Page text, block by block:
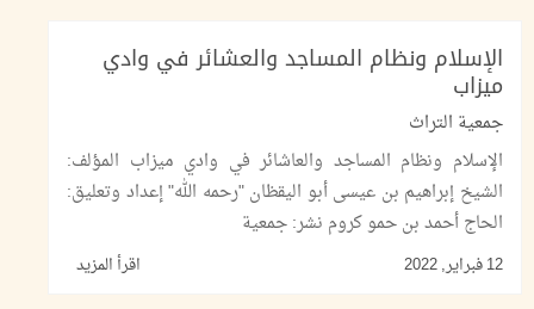
الإسلام ونظام المساجد والعشائر في وادي
ميزاب
جمعية التراث
الإسلام ونظام المساجد والعاشائر في وادي ميزاب المؤلف:
الشيخ إبراهيم بن عيسى أبو اليقظان "رحمه الله" إعداد وتعليق:
الحاج أحمد بن حمو كروم نشر: جمعية
12 فبراير, 2022 اقرأ المزيد